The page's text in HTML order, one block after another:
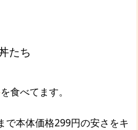
たち
を食べてます。
で本体価格299円の安さをキ